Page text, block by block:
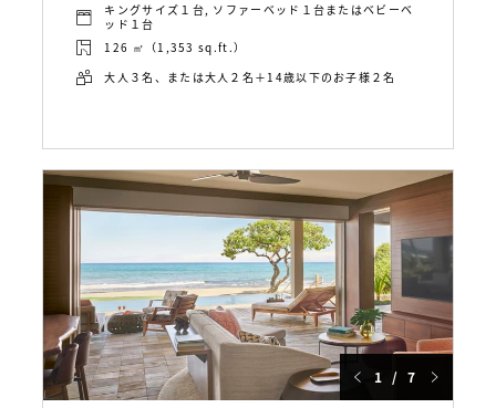
キングサイズ１台, ソファーベッド１台またはベビーベ
ッド１台
126 ㎡（1,353 sq.ft.）
大人３名、または大人２名＋14歳以下のお子様２名
1 / 7